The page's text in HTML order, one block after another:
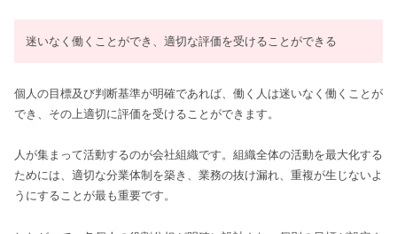
迷いなく働くことができ、適切な評価を受けることができる
個人の目標及び判断基準が明確であれば、働く人は迷いなく働くことが
でき、その上適切に評価を受けることができます。
人が集まって活動するのが会社組織です。組織全体の活動を最大化する
ためには、適切な分業体制を築き、業務の抜け漏れ、重複が生じないよ
うにすることが最も重要です。